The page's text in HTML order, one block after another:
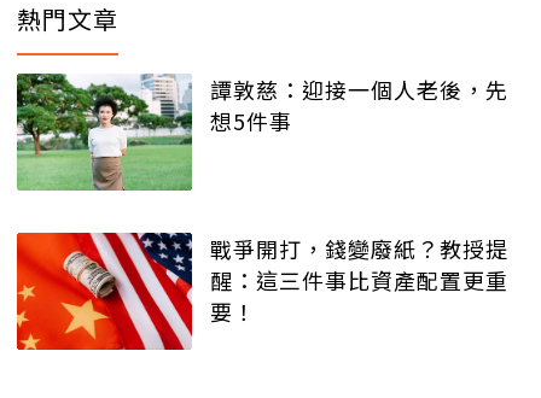
熱門文章
譚敦慈：迎接一個人老後，先
想5件事
戰爭開打，錢變廢紙？教授提
醒：這三件事比資產配置更重
要！